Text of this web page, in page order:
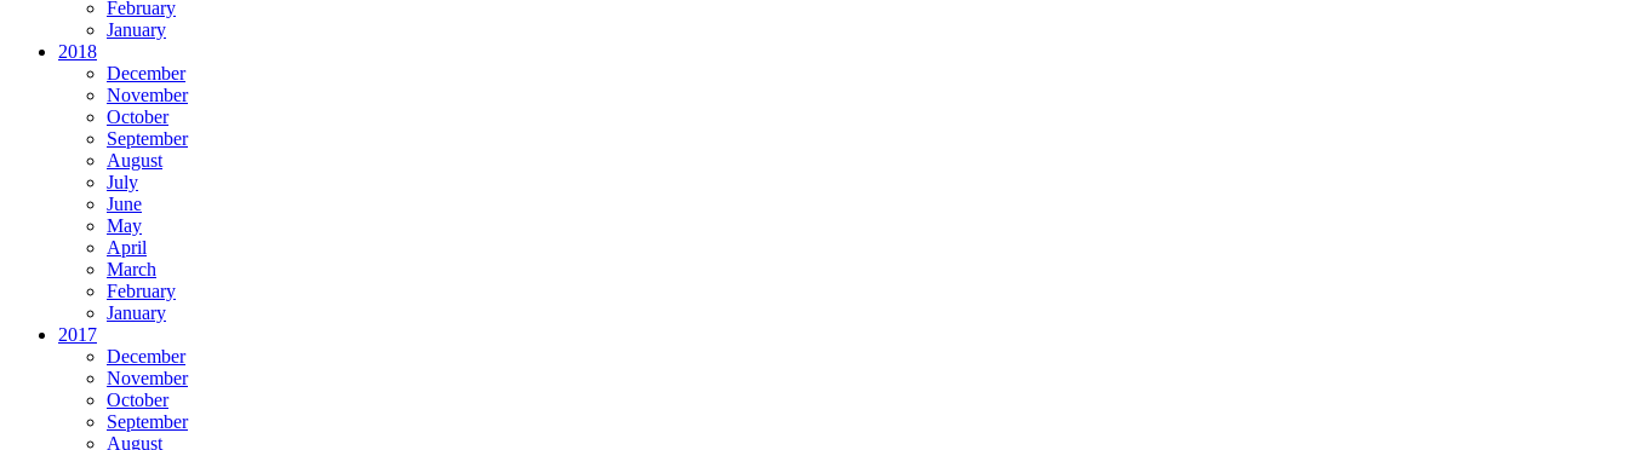
February
January
2018
December
November
October
September
August
July
June
May
April
March
February
January
2017
December
November
October
September
August